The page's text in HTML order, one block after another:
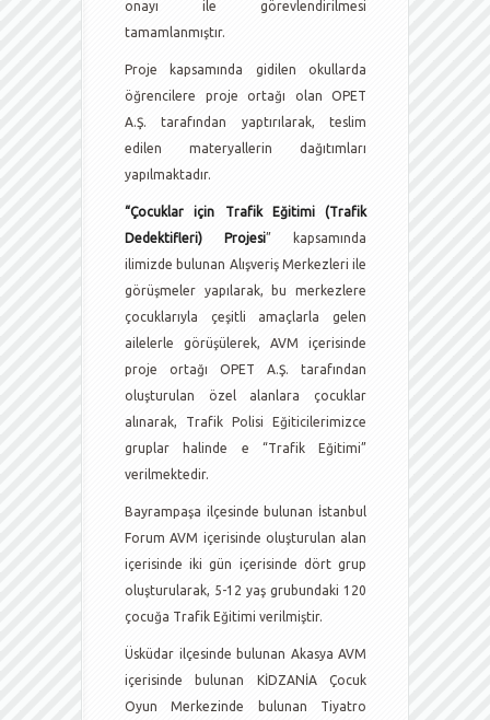
onayı ile görevlendirilmesi
tamamlanmıştır.
Proje kapsamında gidilen okullarda
öğrencilere proje ortağı olan OPET
A.Ş. tarafından yaptırılarak, teslim
edilen materyallerin dağıtımları
yapılmaktadır.
“Çocuklar için Trafik Eğitimi (Trafik
Dedektifleri) Projesi” kapsamında
ilimizde bulunan Alışveriş Merkezleri ile
görüşmeler yapılarak, bu merkezlere
çocuklarıyla çeşitli amaçlarla gelen
ailelerle görüşülerek, AVM içerisinde
proje ortağı OPET A.Ş. tarafından
oluşturulan özel alanlara çocuklar
alınarak, Trafik Polisi Eğiticilerimizce
gruplar halinde e “Trafik Eğitimi”
verilmektedir.
Bayrampaşa ilçesinde bulunan İstanbul
Forum AVM içerisinde oluşturulan alan
içerisinde iki gün içerisinde dört grup
oluşturularak, 5-12 yaş grubundaki 120
çocuğa Trafik Eğitimi verilmiştir.
Üsküdar ilçesinde bulunan Akasya AVM
içerisinde bulunan KİDZANİA Çocuk
Oyun Merkezinde bulunan Tiyatro